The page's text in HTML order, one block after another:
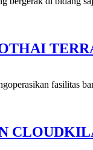
fasilitas